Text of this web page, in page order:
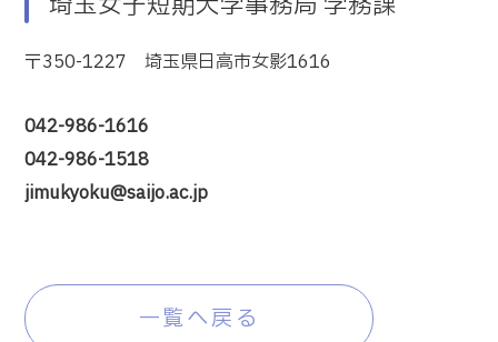
〒350-1227 埼玉県日高市女影1616
042-986-1616
042-986-1518
jimukyoku@saijo.ac.jp
一覧へ戻る